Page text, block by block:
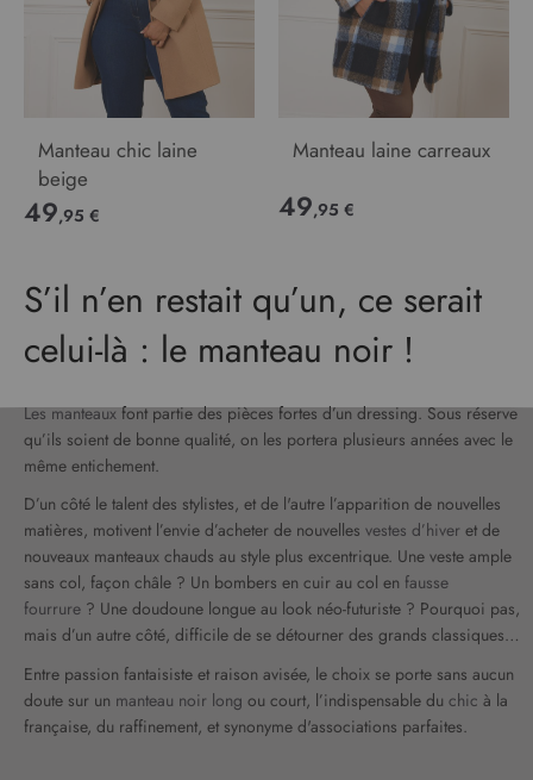
Manteau chic laine
beige
49,95 €
Manteau laine carreaux
49,95 €
S’il n’en restait qu’un, ce serait
celui-là : le manteau noir !
Les manteauxfont partie des pièces fortes d’un dressing. Sous réserve
qu’ils soient de bonne qualité, on les portera plusieurs années avec le
même entichement.
D’un côté le talent des stylistes, et de l'autre l’apparition de nouvelles
matières, motivent l’envie d’acheter de nouvelles vestes d’hiver et de
nouveaux manteaux chauds au style plus excentrique. Une veste ample
sans col, façon châle ? Un bombers en cuir au col en fausse
fourrure ? Une doudoune longue au look néo-futuriste ? Pourquoi pas,
mais d’un autre côté, difficile de se détourner des grands classiques…
Entre passion fantaisiste et raison avisée, le choix se porte sans aucun
doute sur un manteau noir long ou court, l’indispensable du chic à la
française, du raffinement, et synonyme d'associations parfaites.